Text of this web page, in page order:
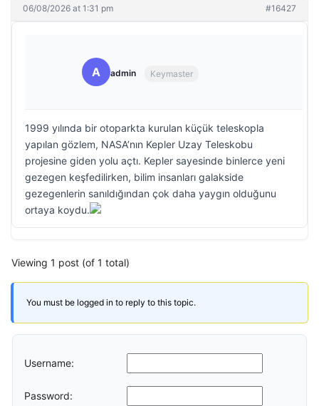
06/08/2026 at 1:31 pm #16427
A admin Keymaster
1999 yılında bir otoparkta kurulan küçük teleskopla
yapılan gözlem, NASA’nın Kepler Uzay Teleskobu
projesine giden yolu açtı. Kepler sayesinde binlerce yeni
gezegen keşfedilirken, bilim insanları galakside
gezegenlerin sanıldığından çok daha yaygın olduğunu
ortaya koydu.
Viewing 1 post (of 1 total)
You must be logged in to reply to this topic.
Username:
Password: